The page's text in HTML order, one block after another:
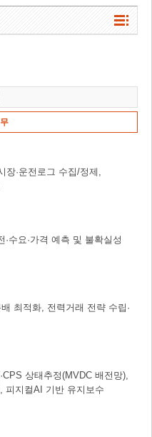
장·운전로그 수집/정제,
수요·가격 예측 및 불확실성
최적화, 전력거래 전략 수립·
상태추정(MVDC 배전망),
피지컬AI 기반 유지보수